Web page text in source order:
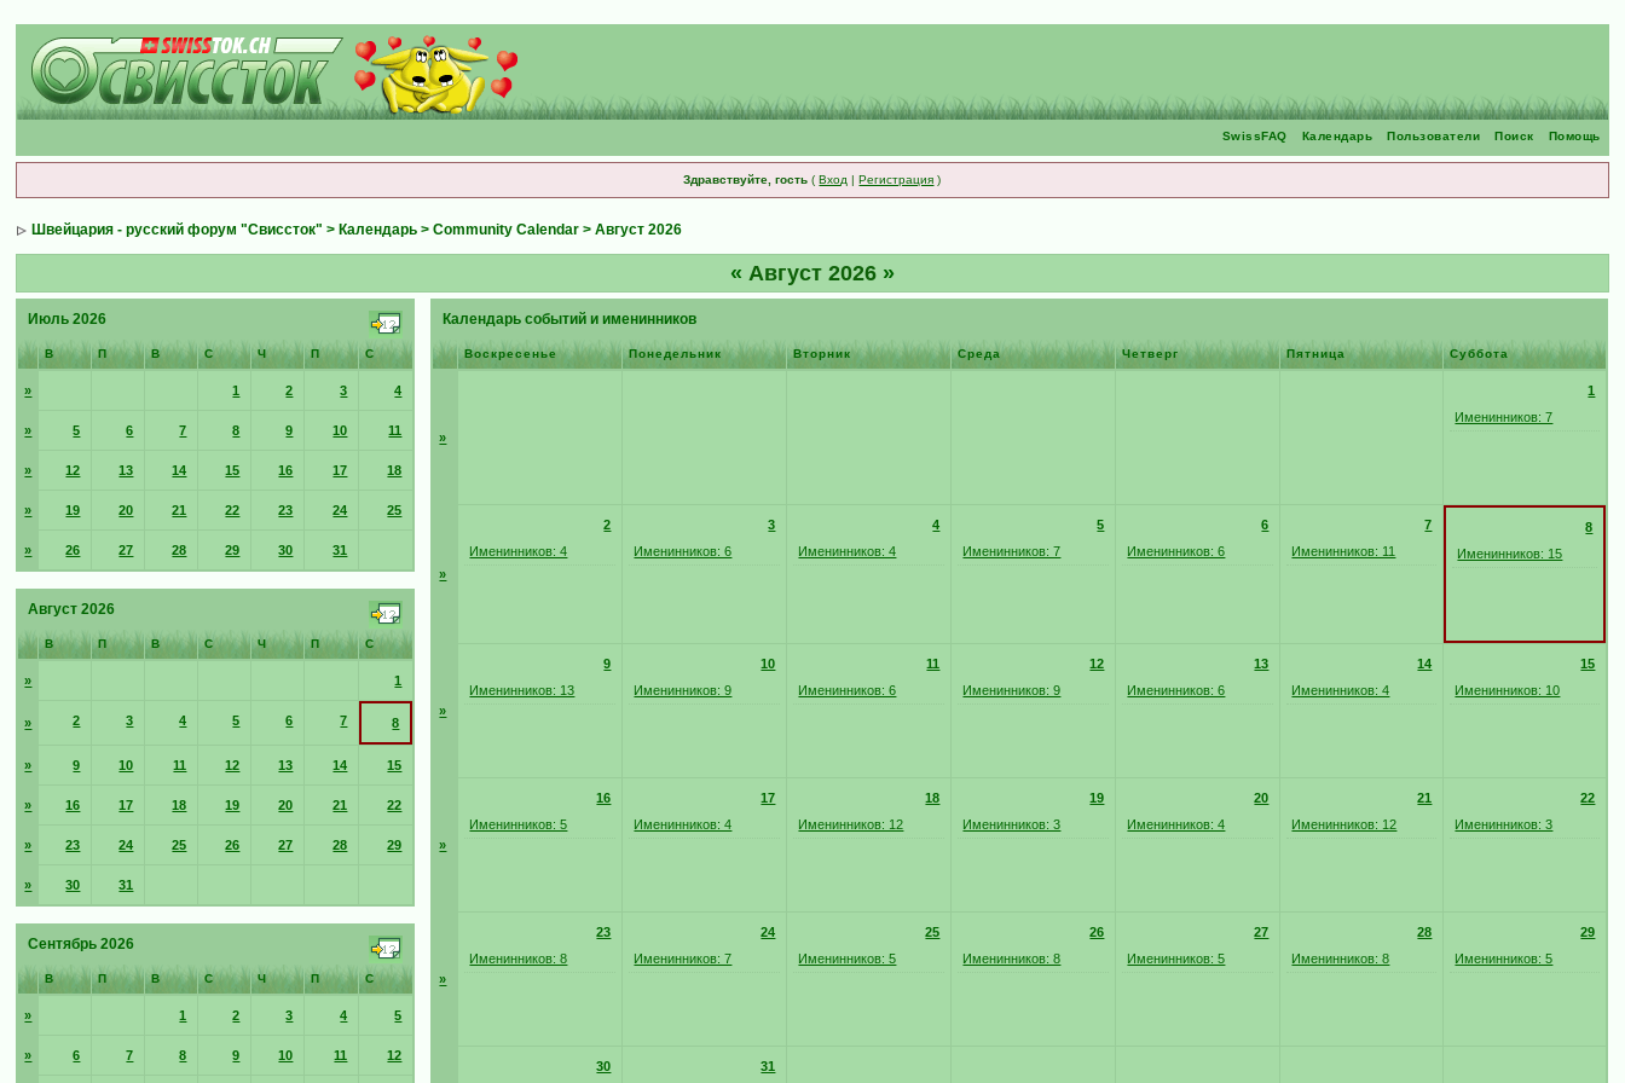
Помощь
Поиск
Пользователи
Календарь
SwissFAQ
Здравствуйте, гость (Вход |Регистрация )
Швейцария - русский форум "Свиссток" > Календарь >Community Calendar > Август 2026
« Август 2026 »
Июль 2026
В П В С Ч П С
» 1 2 3 4
» 5 6 7 8 9 10 11
» 12 13 14 15 16 17 18
» 19 20 21 22 23 24 25
» 26 27 28 29 30 31
Август 2026
В П В С Ч П С
» 1
» 2 3 4 5 6 7 8
» 9 10 11 12 13 14 15
» 16 17 18 19 20 21 22
» 23 24 25 26 27 28 29
» 30 31
Сентябрь 2026
В П В С Ч П С
» 1 2 3 4 5
» 6 7 8 9 10 11 12
Календарь событий и именинников
Воскресенье Понедельник Вторник Среда Четверг Пятница Суббота
»
1
Именинников: 7
»
2
Именинников: 4
3
Именинников: 6
4
Именинников: 4
5
Именинников: 7
6
Именинников: 6
7
Именинников: 11
8
Именинников: 15
»
9
Именинников: 13
10
Именинников: 9
11
Именинников: 6
12
Именинников: 9
13
Именинников: 6
14
Именинников: 4
15
Именинников: 10
»
16
Именинников: 5
17
Именинников: 4
18
Именинников: 12
19
Именинников: 3
20
Именинников: 4
21
Именинников: 12
22
Именинников: 3
»
23
Именинников: 8
24
Именинников: 7
25
Именинников: 5
26
Именинников: 8
27
Именинников: 5
28
Именинников: 8
29
Именинников: 5
30 31